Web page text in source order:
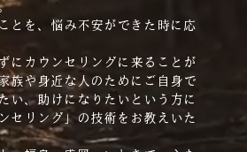
とを、悩み不安ができた時に応
にカウンセリングに来ることが
族や身近な人のためにご自身で
い、助けになりたいという方に
セリング」の技術をお教えいた